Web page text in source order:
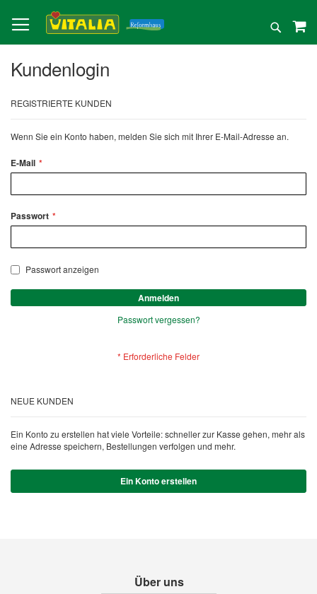
zum
Inhalt
Suche
Kundenlogin
REGISTRIERTE KUNDEN
Wenn Sie ein Konto haben, melden Sie sich mit Ihrer E-Mail-Adresse an.
E-Mail
Passwort
Passwort anzeigen
Anmelden
Passwort vergessen?
NEUE KUNDEN
Ein Konto zu erstellen hat viele Vorteile: schneller zur Kasse gehen, mehr als
eine Adresse speichern, Bestellungen verfolgen und mehr.
Ein Konto erstellen
Über uns